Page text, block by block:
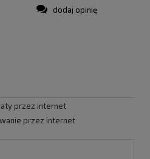
dodaj opinię